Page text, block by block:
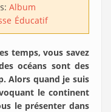
Album
Éducatif
temps, vous savez
océans sont des
Alors quand je suis
le continent
le présenter dans